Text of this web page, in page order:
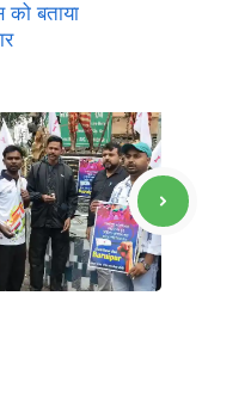
को बताया